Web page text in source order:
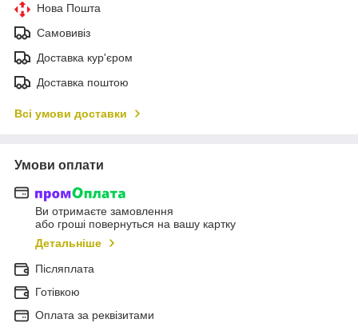
Нова Пошта
Самовивіз
Доставка кур'єром
Доставка поштою
Всі умови доставки
Умови оплати
Ви отримаєте замовлення
або гроші повернуться на вашу картку
Детальніше
Післяплата
Готівкою
Оплата за реквізитами